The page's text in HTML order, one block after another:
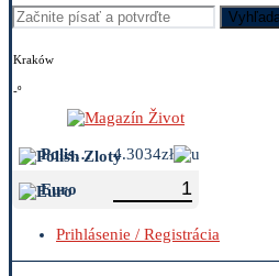
Kraków
-º
Polish Zloty
4.3034zł
Euro
Prihlásenie / Registrácia